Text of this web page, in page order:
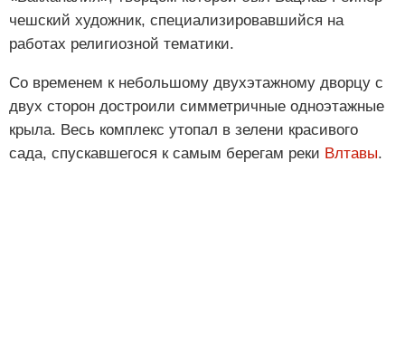
чешский художник, специализировавшийся на
работах религиозной тематики.
Со временем к небольшому двухэтажному дворцу с
двух сторон достроили симметричные одноэтажные
крыла. Весь комплекс утопал в зелени красивого
сада, спускавшегося к самым берегам реки Влтавы.